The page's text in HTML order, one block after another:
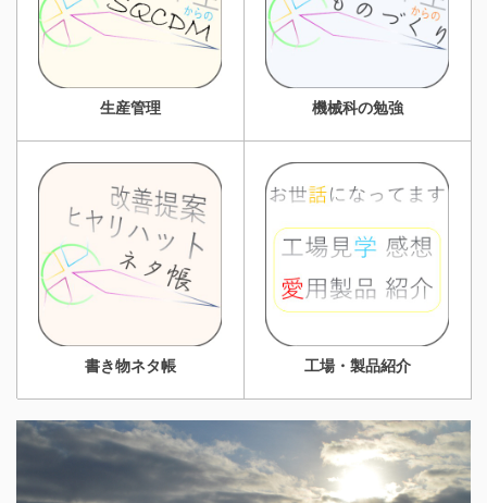
生産管理 機械科の勉強
書き物ネタ帳 工場・製品紹介